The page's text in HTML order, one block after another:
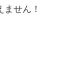
せん！